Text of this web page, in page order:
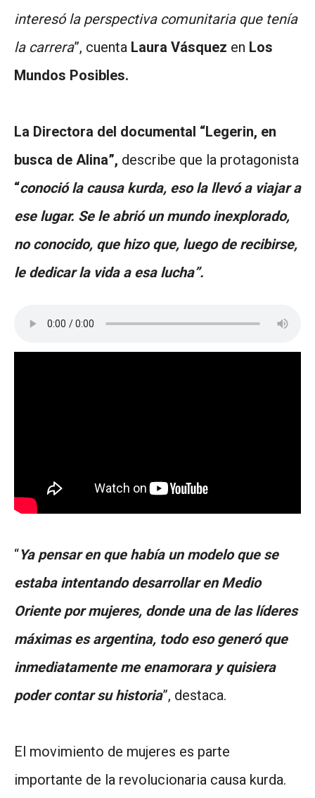
interesó la perspectiva comunitaria que tenía
la carrera”, cuenta Laura Vásquez en Los
Mundos Posibles.
La Directora del documental “Legerin, en
busca de Alina”, describe que la protagonista
“conoció la causa kurda, eso la llevó a viajar a
ese lugar. Se le abrió un mundo inexplorado,
no conocido, que hizo que, luego de recibirse,
le dedicar la vida a esa lucha”.
“Ya pensar en que había un modelo que se
estaba intentando desarrollar en Medio
Oriente por mujeres, donde una de las líderes
máximas es argentina, todo eso generó que
inmediatamente me enamorara y quisiera
poder contar su historia”, destaca.
El movimiento de mujeres es parte
importante de la revolucionaria causa kurda.